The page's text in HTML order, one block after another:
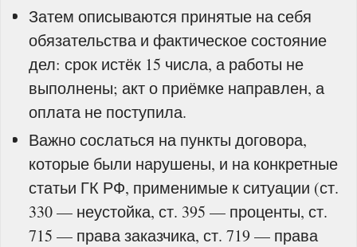
Затем описываются принятые на себя
обязательства и фактическое состояние
дел: срок истёк 15 числа, а работы не
выполнены; акт о приёмке направлен, а
оплата не поступила.
Важно сослаться на пункты договора,
которые были нарушены, и на конкретные
статьи ГК РФ, применимые к ситуации (ст.
330 — неустойка, ст. 395 — проценты, ст.
715 — права заказчика, ст. 719 — права